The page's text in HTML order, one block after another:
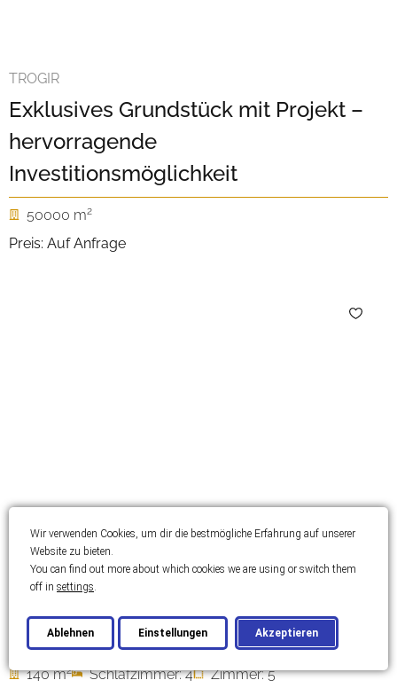
TROGIR
Exklusives Grundstück mit Projekt –
hervorragende
Investitionsmöglichkeit
50000 m2
Preis: Auf Anfrage
BRAČ
Wunderschöne Villa in Strandnähe auf
der Insel Brač
140 m2 Schlafzimmer: 4 Zimmer: 5
Wir verwenden Cookies, um dir die bestmögliche Erfahrung auf unserer
Website zu bieten.
You can find out more about which cookies we are using or switch them
off in settings.
Akzeptieren
Ablehnen Einstellungen